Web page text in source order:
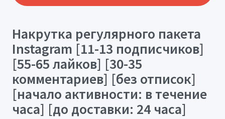
Накрутка регулярного пакета
Instagram [11-13 подписчиков]
[55-65 лайков] [30-35
комментариев] [без отписок]
[начало активности: в течение
часа] [до доставки: 24 часа]